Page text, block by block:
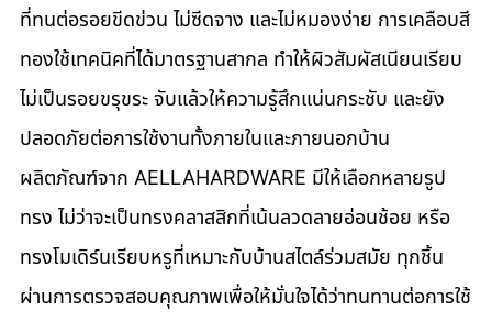
ที่ทนต่อรอยขีดข่วน ไม่ซีดจาง และไม่หมองง่าย การเคลือบสี
ทองใช้เทคนิคที่ได้มาตรฐานสากล ทำให้ผิวสัมผัสเนียนเรียบ
ไม่เป็นรอยขรุขระ จับแล้วให้ความรู้สึกแน่นกระชับ และยัง
ปลอดภัยต่อการใช้งานทั้งภายในและภายนอกบ้าน
ผลิตภัณฑ์จาก AELLAHARDWARE มีให้เลือกหลายรูป
ทรง ไม่ว่าจะเป็นทรงคลาสสิกที่เน้นลวดลายอ่อนช้อย หรือ
ทรงโมเดิร์นเรียบหรูที่เหมาะกับบ้านสไตล์ร่วมสมัย ทุกชิ้น
ผ่านการตรวจสอบคุณภาพเพื่อให้มั่นใจได้ว่าทนทานต่อการใช้